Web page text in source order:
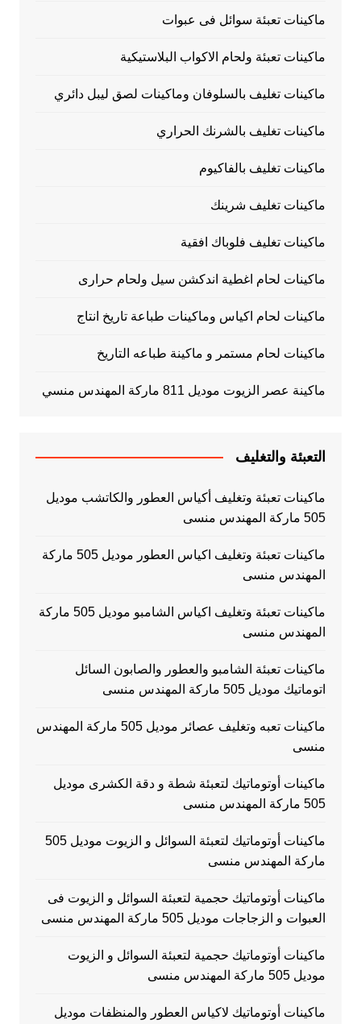
ماكينات تعبئة سوائل فى عبوات
ماكينات تعبئة ولحام الاكواب البلاستيكية
ماكينات تغليف بالسلوفان وماكينات لصق ليبل دائري
ماكينات تغليف بالشرنك الحراري
ماكينات تغليف بالفاكيوم
ماكينات تغليف شرينك
ماكينات تغليف فلوباك افقية
ماكينات لحام اغطية اندكشن سيل ولحام حرارى
ماكينات لحام اكياس وماكينات طباعة تاريخ انتاج
ماكينات لحام مستمر و ماكينة طباعه التاريخ
ماكينة عصر الزيوت موديل 811 ماركة المهندس منسي
التعبئة والتغليف
ماكينات تعبئة وتغليف أكياس العطور والكاتشب موديل
505 ماركة المهندس منسى
ماكينات تعبئة وتغليف اكياس العطور موديل 505 ماركة
المهندس منسى
ماكينات تعبئة وتغليف اكياس الشامبو موديل 505 ماركة
المهندس منسى
ماكينات تعبئة الشامبو والعطور والصابون السائل
اتوماتيك موديل 505 ماركة المهندس منسى
ماكينات تعبه وتغليف عصائر موديل 505 ماركة المهندس
منسى
ماكينات أوتوماتيك لتعبئة شطة و دقة الكشرى موديل
505 ماركة المهندس منسى
ماكينات أوتوماتيك لتعبئة السوائل و الزيوت موديل 505
ماركة المهندس منسى
ماكينات أوتوماتيك حجمية لتعبئة السوائل و الزيوت فى
العبوات و الزجاجات موديل 505 ماركة المهندس منسى
ماكينات أوتوماتيك حجمية لتعبئة السوائل و الزيوت
موديل 505 ماركة المهندس منسى
ماكينات أوتوماتيك لاكياس العطور والمنظفات موديل